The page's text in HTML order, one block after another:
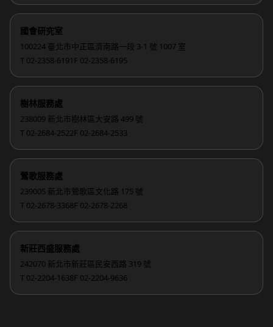
國會研究室
100224 臺北市中正區濟南路一段 3-1 號 1007 室
T 02-2358-6191 F 02-2358-6195
樹林服務處
238009 新北市樹林區大安路 499 號
T 02-2684-2522F 02-2684-2533
鶯歌服務處
239005 新北市鶯歌區文化路 175 號
T 02-2678-3368F 02-2678-2268
新莊西盛服務處
242070 新北市新莊區民安西路 319 號
T 02-2204-1638F 02-2204-9636